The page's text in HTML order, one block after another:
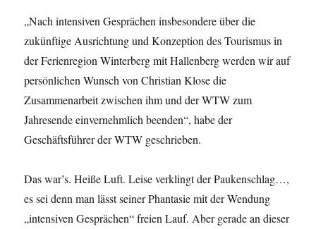
„Nach intensiven Gesprächen insbesondere über die
zukünftige Ausrichtung und Konzeption des Tourismus in
der Ferienregion Winterberg mit Hallenberg werden wir auf
persönlichen Wunsch von Christian Klose die
Zusammenarbeit zwischen ihm und der WTW zum
Jahresende einvernehmlich beenden“, habe der
Geschäftsführer der WTW geschrieben.
Das war’s. Heiße Luft. Leise verklingt der Paukenschlag…,
es sei denn man lässt seiner Phantasie mit der Wendung
„intensiven Gesprächen“ freien Lauf. Aber gerade an dieser